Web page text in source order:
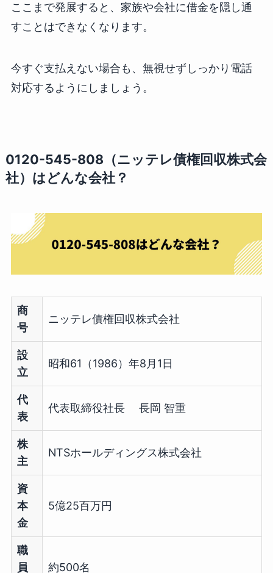
ここまで発展すると、家族や会社に借金を隠し通
すことはできなくなります。
今すぐ支払えない場合も、無視せずしっかり電話
対応するようにしましょう。
0120-545-808（ニッテレ債権回収株式会
社）はどんな会社？
商
号
ニッテレ債権回収株式会社
設
立
昭和61（1986）年8月1日
代
表
代表取締役社長 長岡 智重
株
主
NTSホールディングス株式会社
資
本
金
5億25百万円
職
員
約500名